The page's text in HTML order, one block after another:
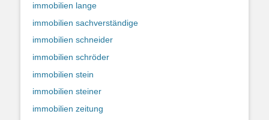
immobilien lange
immobilien sachverständige
immobilien schneider
immobilien schröder
immobilien stein
immobilien steiner
immobilien zeitung